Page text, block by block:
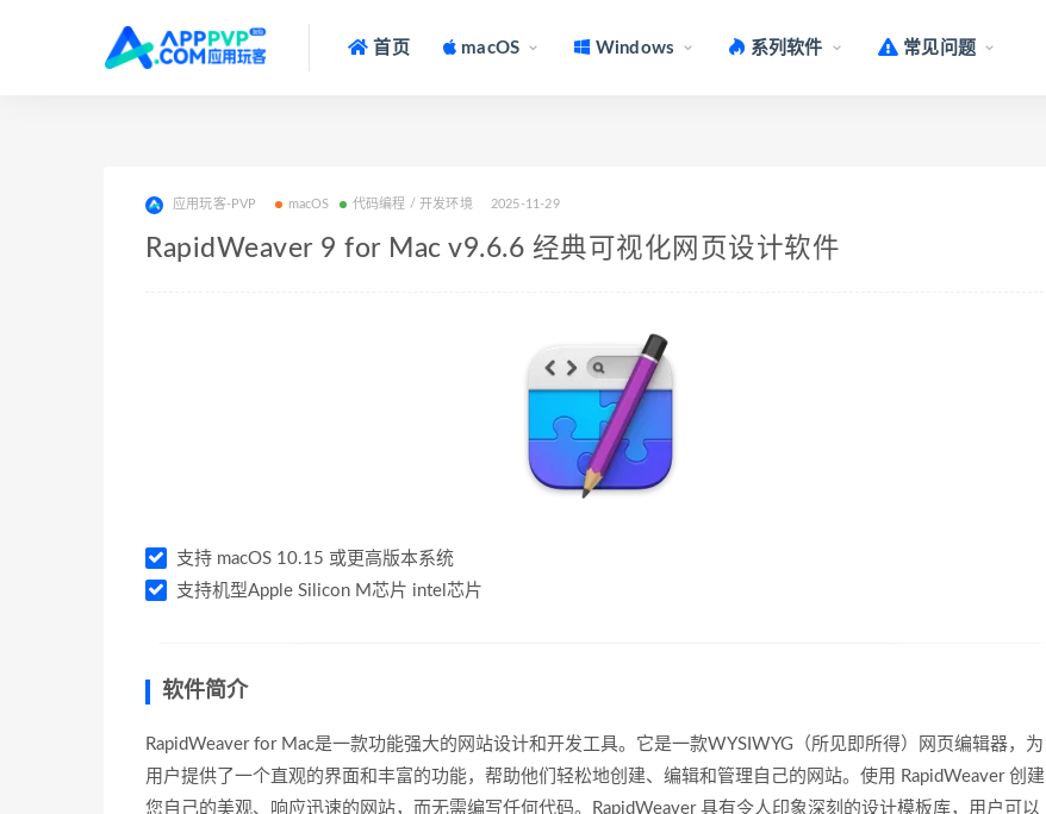
首页 macOS Windows 系列软件 常见问题
应用玩客-PVP macOS 代码编程 / 开发环境 2025-11-29
RapidWeaver 9 for Mac v9.6.6 经典可视化网页设计软件
支持 macOS 10.15 或更高版本系统
支持机型Apple Silicon M芯片 intel芯片
软件简介
RapidWeaver for Mac是一款功能强大的网站设计和开发工具。它是一款WYSIWYG（所见即所得）网页编辑器，为
用户提供了一个直观的界面和丰富的功能，帮助他们轻松地创建、编辑和管理自己的网站。使用 RapidWeaver 创建
您自己的美观、响应迅速的网站，而无需编写任何代码。RapidWeaver 具有令人印象深刻的设计模板库，用户可以